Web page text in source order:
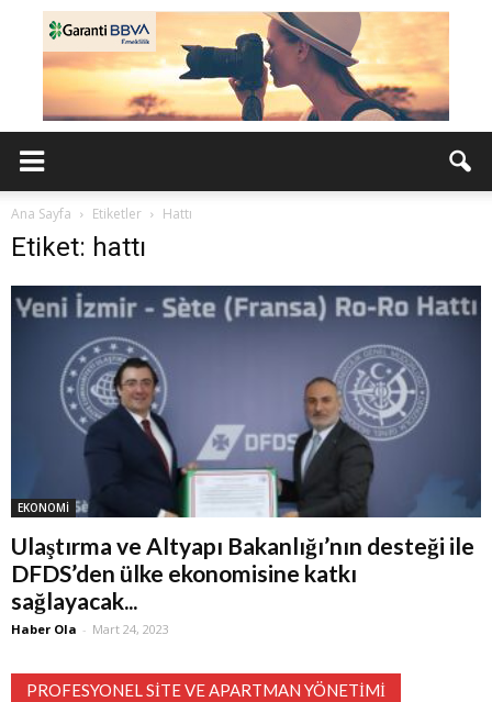
Ana Sayfa Etiketler Hattı
Etiket: hattı
EKONOMİ
Ulaştırma ve Altyapı Bakanlığı’nın desteği ile
DFDS’den ülke ekonomisine katkı
sağlayacak...
Haber Ola - Mart 24, 2023
PROFESYONEL SITE VE APARTMAN YÖNETIMI